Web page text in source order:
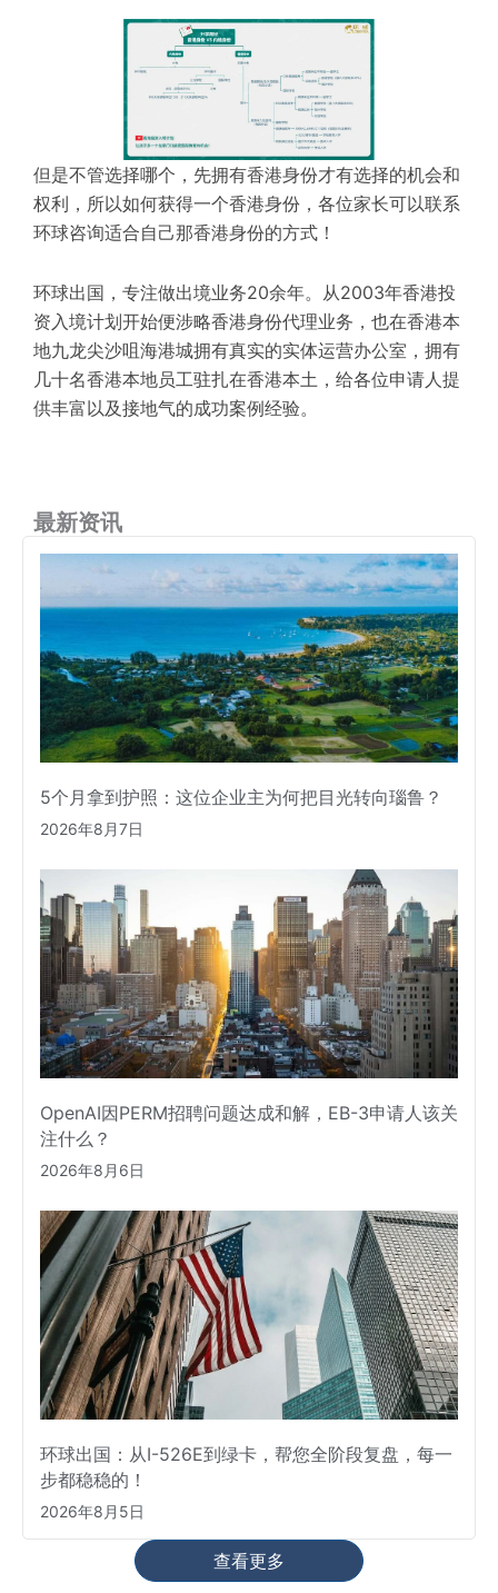
但是不管选择哪个，先拥有香港身份才有选择的机会和
权利，所以如何获得一个香港身份，各位家长可以联系
环球咨询适合自己那香港身份的方式！
环球出国，专注做出境业务20余年。从2003年香港投
资入境计划开始便涉略香港身份代理业务，也在香港本
地九龙尖沙咀海港城拥有真实的实体运营办公室，拥有
几十名香港本地员工驻扎在香港本土，给各位申请人提
供丰富以及接地气的成功案例经验。
最新资讯
5个月拿到护照：这位企业主为何把目光转向瑙鲁？
2026年8月7日
OpenAI因PERM招聘问题达成和解，EB-3申请人该关
注什么？
2026年8月6日
环球出国：从I-526E到绿卡，帮您全阶段复盘，每一
步都稳稳的！
2026年8月5日
查看更多